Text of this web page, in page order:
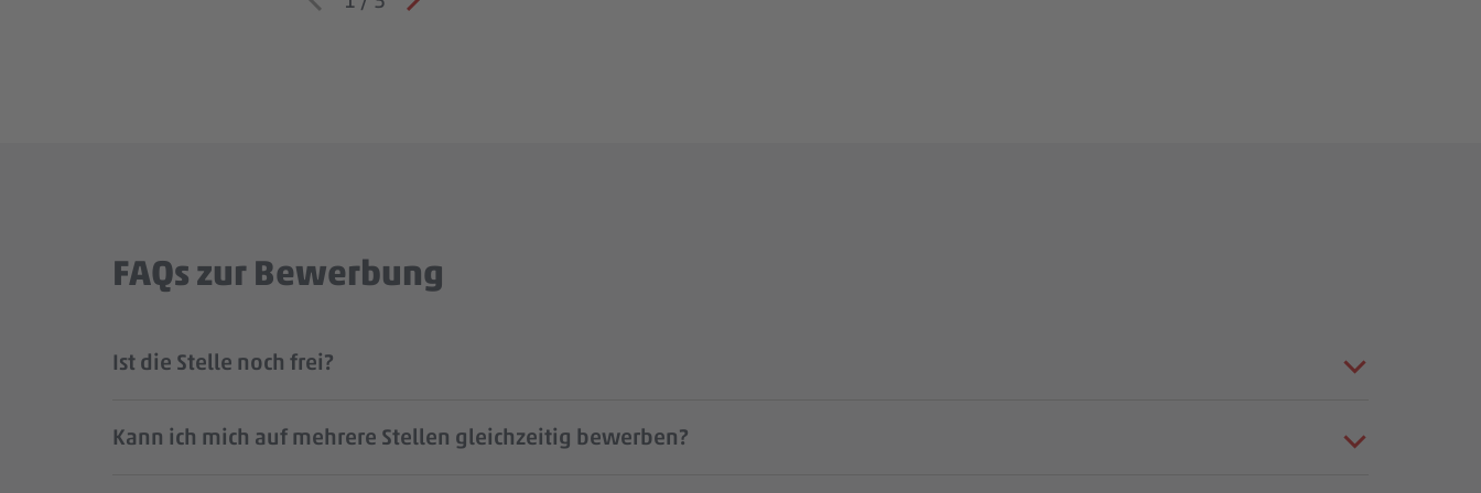
FAQs zur Bewerbung
Ist die Stelle noch frei?
Kann ich mich auf mehrere Stellen gleichzeitig bewerben?